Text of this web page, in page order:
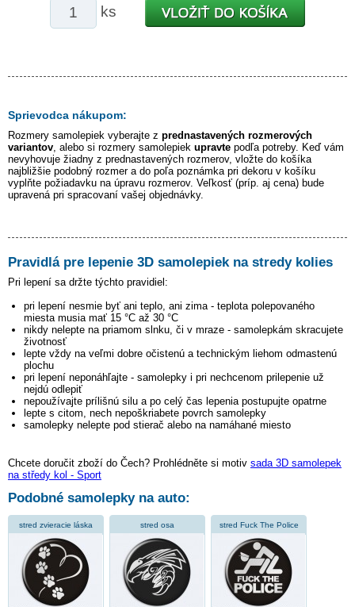
ks
Sprievodca nákupom:
Rozmery samolepiek vyberajte z prednastavených rozmerových
variantov, alebo si rozmery samolepiek upravte podľa potreby. Keď vám
nevyhovuje žiadny z prednastavených rozmerov, vložte do košíka
najbližšie podobný rozmer a do poľa poznámka pri dekoru v košíku
vyplňte požiadavku na úpravu rozmerov. Veľkosť (príp. aj cena) bude
upravená pri spracovaní vašej objednávky.
Pravidlá pre lepenie 3D samolepiek na stredy kolies
Pri lepení sa držte týchto pravidiel:
pri lepení nesmie byť ani teplo, ani zima - teplota polepovaného
miesta musia mať 15 °C až 30 °C
nikdy nelepte na priamom slnku, či v mraze - samolepkám skracujete
životnosť
lepte vždy na veľmi dobre očistenú a technickým liehom odmastenú
plochu
pri lepení neponáhľajte - samolepky i pri nechcenom prilepenie už
nejdú odlepiť
nepoužívajte prílišnú silu a po celý čas lepenia postupujte opatrne
lepte s citom, nech nepoškriabete povrch samolepky
samolepky nelepte pod stierač alebo na namáhané miesto
Chcete doručit zboží do Čech? Prohlédněte si motiv sada 3D samolepek
na středy kol - Sport
Podobné samolepky na auto:
stred zvieracie láska stred osa stred Fuck The Police